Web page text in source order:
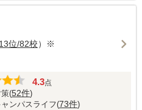
13位/82校）※
4.3点
(52件)
ンパスライフ(73件)